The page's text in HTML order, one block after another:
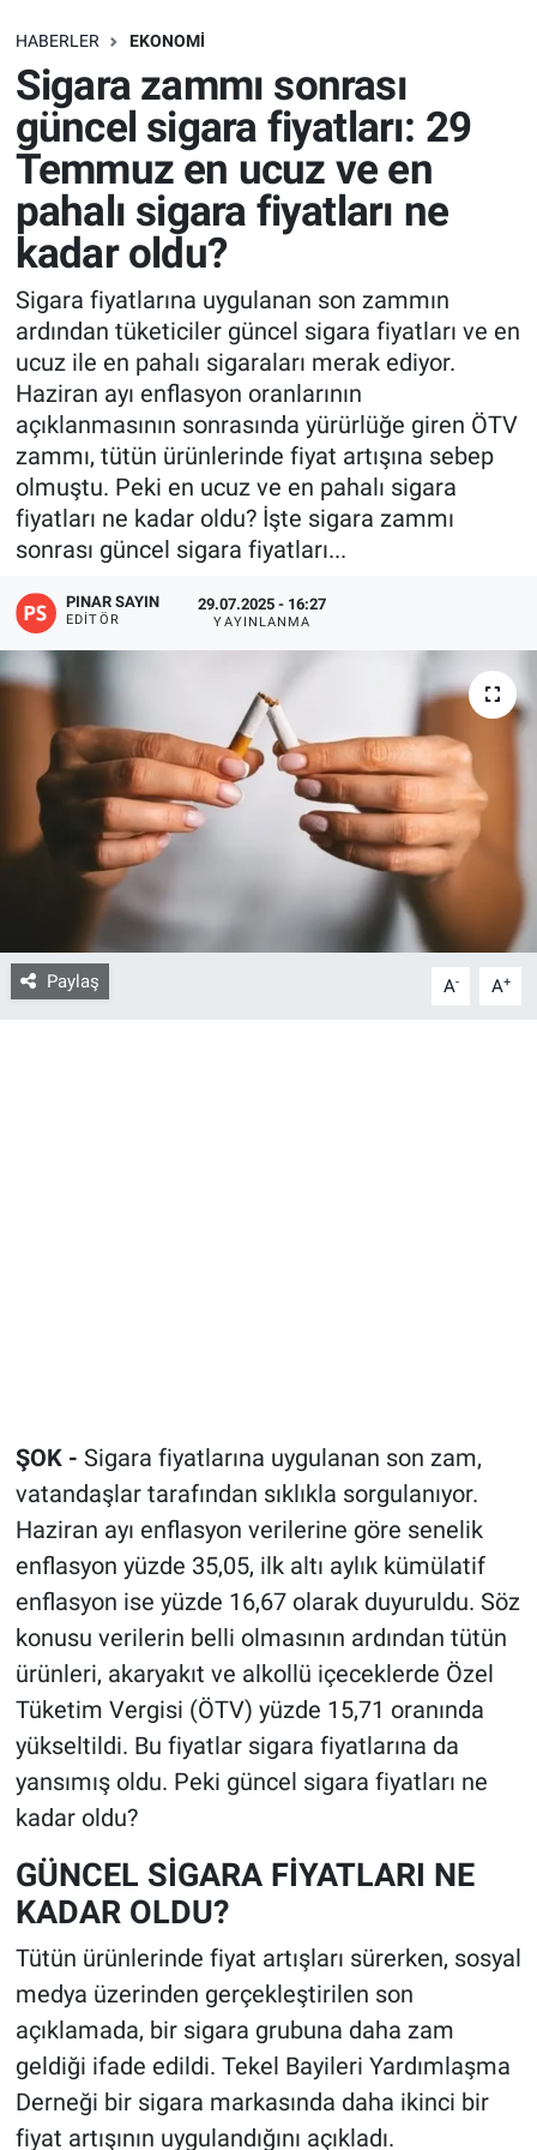
HABERLER EKONOMI
Sigara zammı sonrası
güncel sigara fiyatları: 29
Temmuz en ucuz ve en
pahalı sigara fiyatları ne
kadar oldu?
Sigara fiyatlarına uygulanan son zammın
ardından tüketiciler güncel sigara fiyatları ve en
ucuz ile en pahalı sigaraları merak ediyor.
Haziran ayı enflasyon oranlarının
açıklanmasının sonrasında yürürlüğe giren ÖTV
zammı, tütün ürünlerinde fiyat artışına sebep
olmuştu. Peki en ucuz ve en pahalı sigara
fiyatları ne kadar oldu? İşte sigara zammı
sonrası güncel sigara fiyatları...
PINAR SAYIN
EDITÖR
29.07.2025 - 16:27
YAYINLANMA
Paylaş A- A+
ŞOK - Sigara fiyatlarına uygulanan son zam,
vatandaşlar tarafından sıklıkla sorgulanıyor.
Haziran ayı enflasyon verilerine göre senelik
enflasyon yüzde 35,05, ilk altı aylık kümülatif
enflasyon ise yüzde 16,67 olarak duyuruldu. Söz
konusu verilerin belli olmasının ardından tütün
ürünleri, akaryakıt ve alkollü içeceklerde Özel
Tüketim Vergisi (ÖTV) yüzde 15,71 oranında
yükseltildi. Bu fiyatlar sigara fiyatlarına da
yansımış oldu. Peki güncel sigara fiyatları ne
kadar oldu?
GÜNCEL SİGARA FİYATLARI NE
KADAR OLDU?
Tütün ürünlerinde fiyat artışları sürerken, sosyal
medya üzerinden gerçekleştirilen son
açıklamada, bir sigara grubuna daha zam
geldiği ifade edildi. Tekel Bayileri Yardımlaşma
Derneği bir sigara markasında daha ikinci bir
fiyat artışının uygulandığını açıkladı.
SAĞLIK
EKONOMİ
EĞİTİM
ÖZEL HABER
Keşfet
ASTROLOJİ
MANŞET
RESMİ İLANLAR
İLAN
Bize ulaşın
İletişim/Künye
Gözden Kaçmasın
İletişim (Künye)